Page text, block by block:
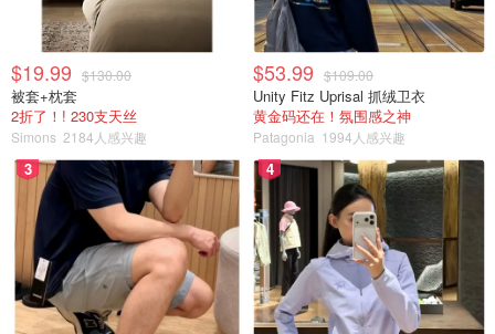
$19.99 $130.00
被套+枕套
2折了！! 230支天丝
Simons 2184人感兴趣
$53.99 $109.00
Unity Fitz Uprisal 抓绒卫衣
黄金码还在！氛围感之神
Patagonia 1994人感兴趣
3 4